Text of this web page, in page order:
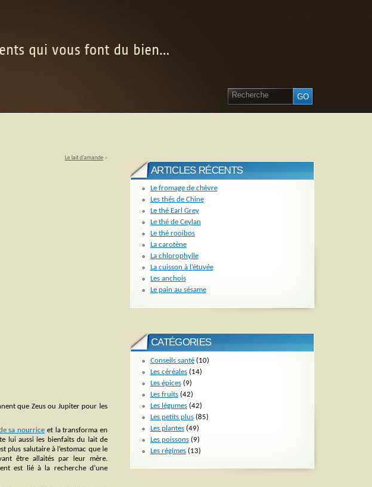
qui vous font du bien…
Le lait d’amande »
que Zeus ou Jupiter pour les
sa nourrice et la transforma en
lui aussi les bienfaits du lait de
plus salutaire à l’estomac que le
être allaités par leur mère.
est lié à la recherche d’une
ARTICLES RÉCENTS
Le fromage de chèvre
Les thés de Chine
Le thé Earl Grey
Le thé de Ceylan
Le thé rooibos
La carotène
La chlorophylle
La cuisson à l’étuvée
Les anchois
Le pain au sésame
CATÉGORIES
Conseils santé(10)
Les céréales(14)
Les épices(9)
Les fruits(42)
Les légumes(42)
Les petits plus(85)
Les plantes(49)
Les poissons(9)
Les régimes(13)